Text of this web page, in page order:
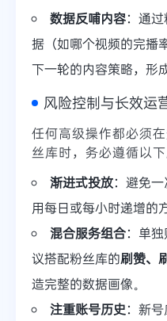
数据反哺内容：通
据（如哪个视频的完播
下一轮的内容策略，形
风险控制与长效运
任何高级操作都必须
丝库时，务必遵循以下
渐进式投放：避免
用每日或每小时递增的
混合服务组合：单
议搭配粉丝库的刷赞、
造完整的数据画像。
注重账号历史：新